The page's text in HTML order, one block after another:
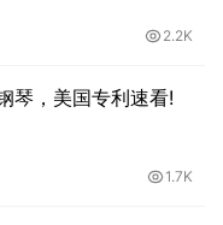
2.2K
琴，美国专利速看!
1.7K